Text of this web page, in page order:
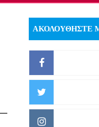
ΑΚΟΛΟΥΘΗΣΤΕ